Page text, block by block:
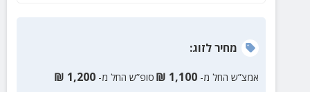
מחירלזוג:
אמצ”ש החל מ- 1,100
₪ סופ”ש החל מ- 1,200
₪